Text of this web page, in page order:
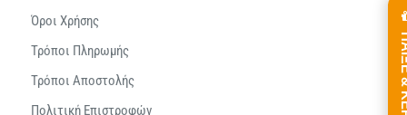
Όροι Χρήσης
Τρόποι Πληρωμής
Τρόποι Αποστολής
Πολιτική Επιστροφών